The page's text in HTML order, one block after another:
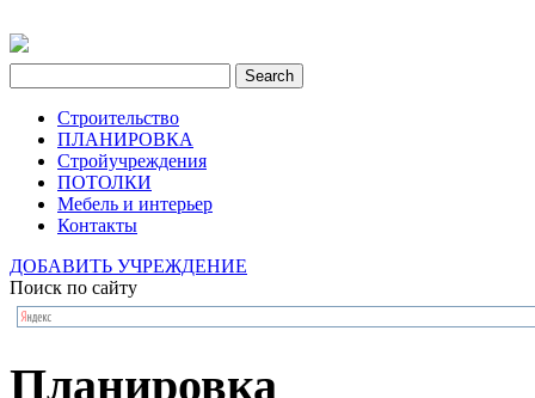
Строительство
ПЛАНИРОВКА
Стройучреждения
ПОТОЛКИ
Мебель и интерьер
Контакты
ДОБАВИТЬ УЧРЕЖДЕНИЕ
Поиск по сайту
Планировка